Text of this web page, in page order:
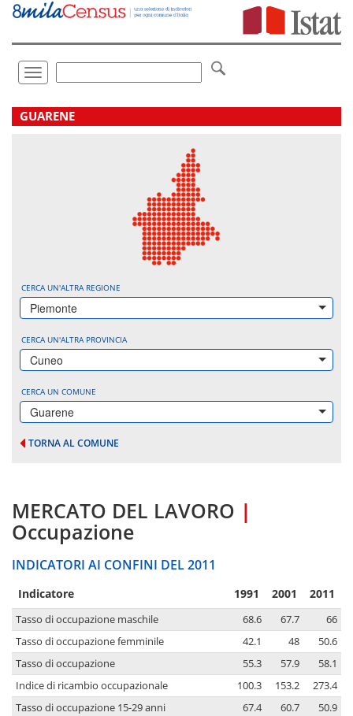
Vai
direttamente
Toggle
navigation
.
GUARENE
CERCA UN'ALTRA REGIONE
Piemonte
CERCA UN'ALTRA PROVINCIA
Cuneo
CERCA UN COMUNE
Guarene
TORNA AL COMUNE
MERCATO DEL LAVORO |
Occupazione
INDICATORI AI CONFINI DEL 2011
Indicatore 1991 2001 2011
Tasso di occupazione maschile 68.6 67.7
66
Tasso di occupazione femminile
42.1 48
50.6
Tasso di occupazione
55.3 57.9
58.1
Indice di ricambio occupazionale
100.3 153.2
273.4
Tasso di occupazione 15-29 anni
67.4 60.7
50.9